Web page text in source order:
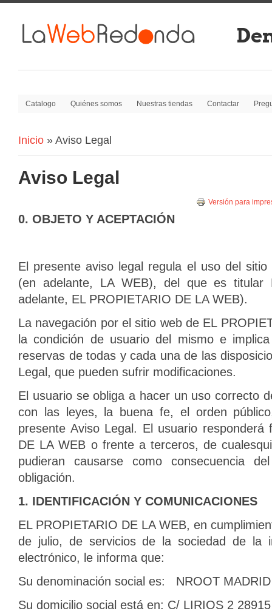
Catalogo Quiénes somos Nuestras tiendas Contactar
Se encuentra usted aquí:
Inicio » Aviso Legal
Aviso Legal
Versión para
0. OBJETO Y ACEPTACIÓN
El presente aviso legal regula el uso del
(en adelante, LA WEB), del que es titular
adelante, EL PROPIETARIO DE LA WEB).
La navegación por el sitio web de EL
la condición de usuario del mismo e
reservas de todas y cada una de las
Legal, que pueden sufrir modificaciones.
El usuario se obliga a hacer un uso correcto
con las leyes, la buena fe, el orden
presente Aviso Legal. El usuario responderá
DE LA WEB o frente a terceros, de
pudieran causarse como consecuencia
obligación.
1. IDENTIFICACIÓN Y COMUNICACIONES
EL PROPIETARIO DE LA WEB, en
de julio, de servicios de la sociedad de la
electrónico, le informa que:
Su denominación social es: NROOT
Su domicilio social está en: C/ LIRIOS 2